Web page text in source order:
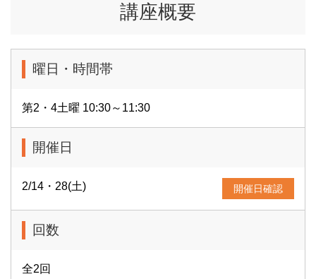
講座概要
曜日・時間帯
第2・4土曜 10:30～11:30
開催日
2/14・28(土) 開催日確認
回数
全2回